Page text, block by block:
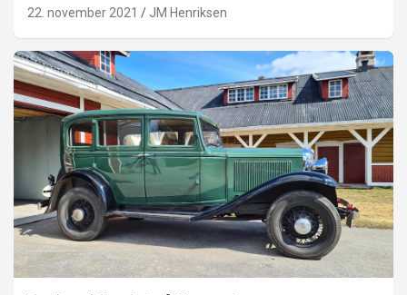
22. november 2021 JM Henriksen